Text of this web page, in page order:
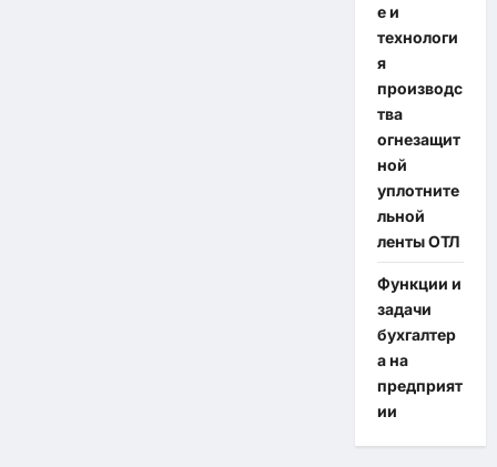
е и
технологи
я
производс
тва
огнезащит
ной
уплотните
льной
ленты ОТЛ
Функции и
задачи
бухгалтер
а на
предприят
ии